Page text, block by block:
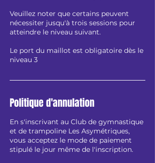
Veuillez noter que certains peuvent
nécessiter jusqu'à trois sessions pour
atteindre le niveau suivant.
Le port du maillot est obligatoire dès le
niveau 3
Politique d'annulation
En s'inscrivant au Club de gymnastique
et de trampoline Les Asymétriques,
vous acceptez le mode de paiement
stipulé le jour même de l'inscription.